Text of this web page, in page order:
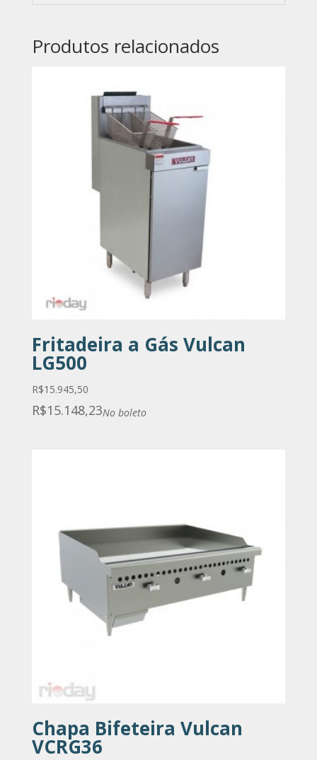
Produtos relacionados
Fritadeira a Gás Vulcan
LG500
R$15.945,50
R$15.148,23No boleto
Chapa Bifeteira Vulcan
VCRG36